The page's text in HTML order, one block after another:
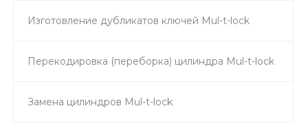
Изготовление дубликатов ключей Mul-t-lock
Перекодировка (переборка) цилиндра Mul-t-lock
Замена цилиндров Mul-t-lock